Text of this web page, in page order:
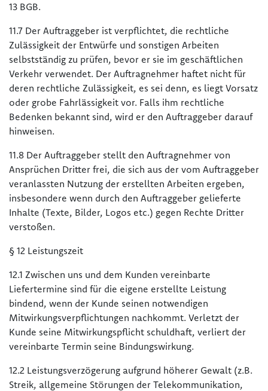
13 BGB.
11.7 Der Auftraggeber ist verpflichtet, die rechtliche
Zulässigkeit der Entwürfe und sonstigen Arbeiten
selbstständig zu prüfen, bevor er sie im geschäftlichen
Verkehr verwendet. Der Auftragnehmer haftet nicht für
deren rechtliche Zulässigkeit, es sei denn, es liegt Vorsatz
oder grobe Fahrlässigkeit vor. Falls ihm rechtliche
Bedenken bekannt sind, wird er den Auftraggeber darauf
hinweisen.
11.8 Der Auftraggeber stellt den Auftragnehmer von
Ansprüchen Dritter frei, die sich aus der vom Auftraggeber
veranlassten Nutzung der erstellten Arbeiten ergeben,
insbesondere wenn durch den Auftraggeber gelieferte
Inhalte (Texte, Bilder, Logos etc.) gegen Rechte Dritter
verstoßen.
§ 12 Leistungszeit
12.1 Zwischen uns und dem Kunden vereinbarte
Liefertermine sind für die eigene erstellte Leistung
bindend, wenn der Kunde seinen notwendigen
Mitwirkungsverpflichtungen nachkommt. Verletzt der
Kunde seine Mitwirkungspflicht schuldhaft, verliert der
vereinbarte Termin seine Bindungswirkung.
12.2 Leistungsverzögerung aufgrund höherer Gewalt (z.B.
Streik, allgemeine Störungen der Telekommunikation,